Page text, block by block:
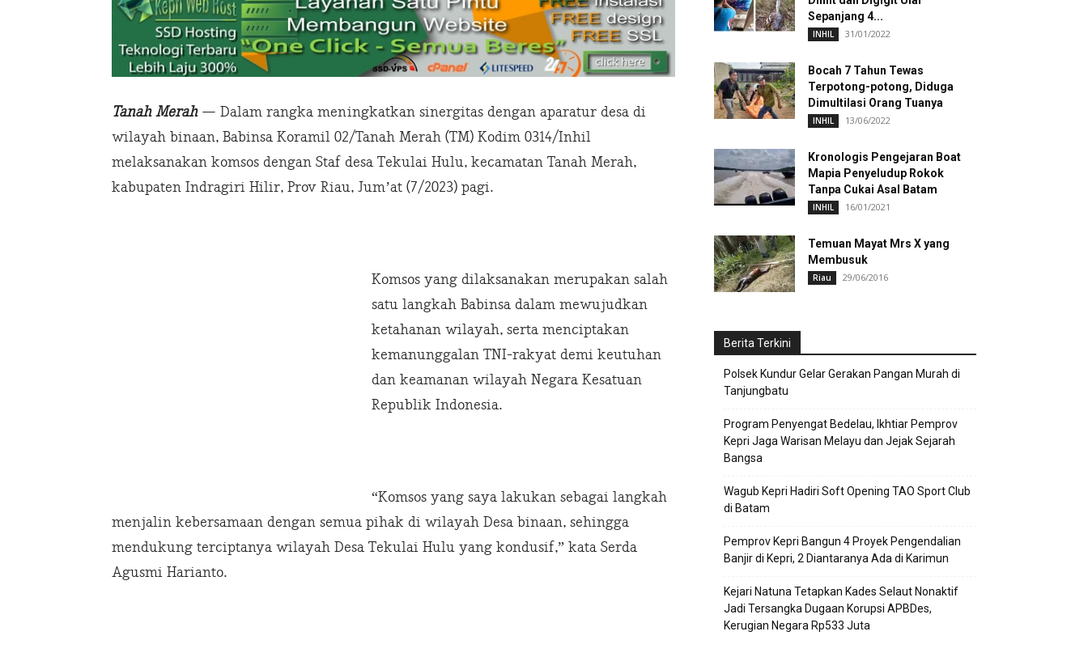
Tanah Merah— Dalam rangka meningkatkan sinergitas dengan aparatur desa di
wilayah binaan, Babinsa Koramil 02/Tanah Merah (TM) Kodim 0314/Inhil
melaksanakan komsos dengan Staf desa Tekulai Hulu, kecamatan Tanah Merah,
kabupaten Indragiri Hilir, Prov Riau, Jum’at (7/2023) pagi.
Komsos yang dilaksanakan merupakan salah
satu langkah Babinsa dalam mewujudkan
ketahanan wilayah, serta menciptakan
kemanunggalan TNI-rakyat demi keutuhan
dan keamanan wilayah Negara Kesatuan
Republik Indonesia.
“Komsos yang saya lakukan sebagai langkah
menjalin kebersamaan dengan semua pihak di wilayah Desa binaan, sehingga
mendukung terciptanya wilayah Desa Tekulai Hulu yang kondusif,” kata Serda
Agusmi Harianto.
Sepanjang 4...
INHIL 31/01/2022
Bocah 7 Tahun Tewas
Terpotong-potong, Diduga
Dimultilasi Orang Tuanya
INHIL 13/06/2022
Kronologis Pengejaran Boat
Mapia Penyeludup Rokok
Tanpa Cukai Asal Batam
INHIL 16/01/2021
Temuan Mayat Mrs X yang
Membusuk
Riau 29/06/2016
Berita Terkini
Polsek Kundur Gelar Gerakan Pangan Murah di
Tanjungbatu
Program Penyengat Bedelau, Ikhtiar Pemprov
Kepri Jaga Warisan Melayu dan Jejak Sejarah
Bangsa
Wagub Kepri Hadiri Soft Opening TAO Sport Club
di Batam
Pemprov Kepri Bangun 4 Proyek Pengendalian
Banjir di Kepri, 2 Diantaranya Ada di Karimun
Kejari Natuna Tetapkan Kades Selaut Nonaktif
Jadi Tersangka Dugaan Korupsi APBDes,
Kerugian Negara Rp533 Juta